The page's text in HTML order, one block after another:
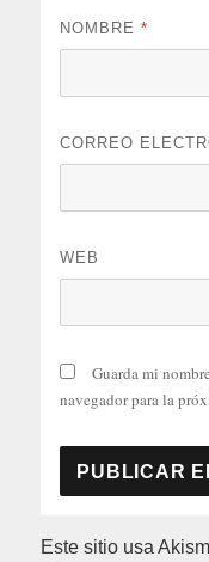
NOMBRE*
CORREO
WEB
Guarda mi
navegador para la
Este sitio usa